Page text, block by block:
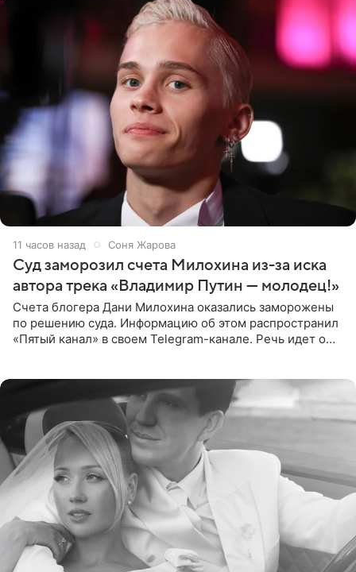
11 часов назад Соня Жарова
Суд заморозил счета Милохина из-за иска
автора трека «Владимир Путин — молодец!»
Счета блогера Дани Милохина оказались заморожены
по решению суда. Информацию об этом распространил
«Пятый канал» в своем Telegram-канале. Речь идет о